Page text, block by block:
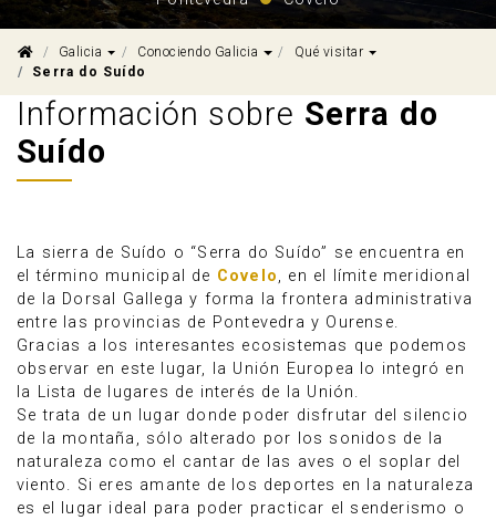
Anúnciate
Galicia Dropdown
Conociendo Galicia Dropdown
Qué visitar Dropdown
Serra do Suído
Información sobre Serra do
Suído
La sierra de Suído o “Serra do Suído” se encuentra en
el término municipal de Covelo, en el límite meridional
de la Dorsal Gallega y forma la frontera administrativa
entre las provincias de Pontevedra y Ourense.
Gracias a los interesantes ecosistemas que podemos
observar en este lugar, la Unión Europea lo integró en
la Lista de lugares de interés de la Unión.
Se trata de un lugar donde poder disfrutar del silencio
de la montaña, sólo alterado por los sonidos de la
naturaleza como el cantar de las aves o el soplar del
viento. Si eres amante de los deportes en la naturaleza
es el lugar ideal para poder practicar el senderismo o